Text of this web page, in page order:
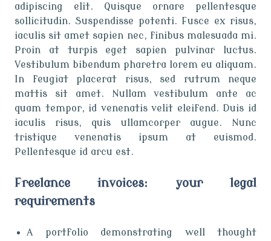
adipiscing elit. Quisque ornare pellentesque
sollicitudin. Suspendisse potenti. Fusce ex risus,
iaculis sit amet sapien nec, finibus malesuada mi.
Proin at turpis eget sapien pulvinar luctus.
Vestibulum bibendum pharetra lorem eu aliquam.
In feugiat placerat risus, sed rutrum neque
mattis sit amet. Nullam vestibulum ante ac
quam tempor, id venenatis velit eleifend. Duis id
iaculis risus, quis ullamcorper augue. Nunc
tristique venenatis ipsum at euismod.
Pellentesque id arcu est.
Freelance invoices: your legal
requirements
A portfolio demonstrating well thought